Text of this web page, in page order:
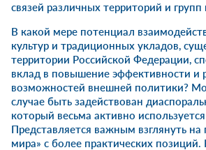
связей различных территорий и групп
В какой мере потенциал
культур и традиционных укладов,
территории Российской Федерации,
вклад в повышение эффективности и
возможностей внешней политики?
случае быть задействован
который весьма активно
Представляется важным взглянуть на
мира» с более практических